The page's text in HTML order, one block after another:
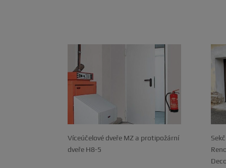
Víceúčelové dveře MZ a protipožární
dveře H8-5